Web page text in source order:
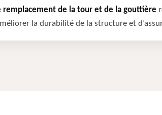
remplacement de la tour et de la gouttière
la durabilité de la structure et